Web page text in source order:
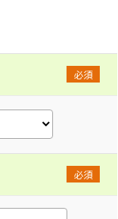
必須
必須